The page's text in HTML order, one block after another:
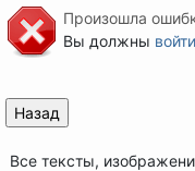
Произошла
Вы должны войти
Все тексты,